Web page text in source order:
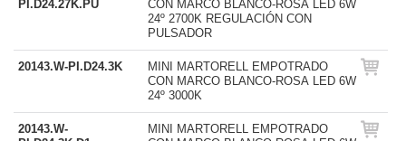
PI.D24.27K.PU
CON MARCO BLANCO-ROSA LED 6W
24º 2700K REGULACIÓN CON
PULSADOR
20143.W-PI.D24.3K
MINI MARTORELL EMPOTRADO
CON MARCO BLANCO-ROSA LED 6W
24º 3000K
20143.W-
MINI MARTORELL EMPOTRADO